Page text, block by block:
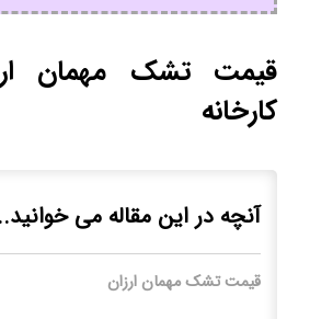
قیمت تشک مهمان
کارخانه
آنچه در این مقاله می
قیمت تشک مهمان ارزان